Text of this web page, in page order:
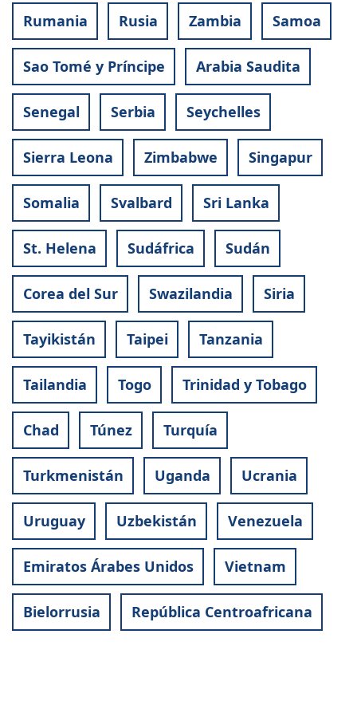
Rumania Rusia Zambia Samoa
Sao Tomé y Príncipe Arabia Saudita
Senegal Serbia Seychelles
Sierra Leona Zimbabwe Singapur
Somalia Svalbard Sri Lanka
St. Helena Sudáfrica Sudán
Corea del Sur Swazilandia Siria
Tayikistán Taipei Tanzania
Tailandia Togo Trinidad y Tobago
Chad Túnez Turquía
Turkmenistán Uganda Ucrania
Uruguay Uzbekistán Venezuela
Emiratos Árabes Unidos Vietnam
Bielorrusia República Centroafricana